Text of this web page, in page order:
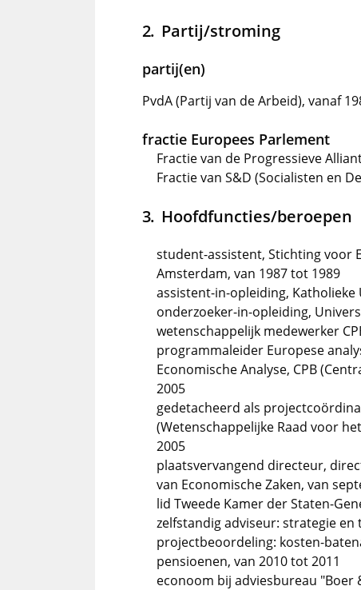
Partij/stroming
partij(en)
PvdA (Partij van de Arbeid), vanaf
fractie Europees Parlement
Fractie van de Progressieve
Fractie van S&D (Socialisten en
Hoofdfuncties/beroepen
student-assistent, Stichting voor
Amsterdam, van 1987 tot 1989
assistent-in-opleiding,
onderzoeker-in-opleiding,
wetenschappelijk medewerker
programmaleider Europese
Economische Analyse, CPB
2005
gedetacheerd als
(Wetenschappelijke Raad voor
2005
plaatsvervangend directeur,
van Economische Zaken, van
lid Tweede Kamer der Staten-
zelfstandig adviseur: strategie
projectbeoordeling: kosten-
pensioenen, van 2010 tot 2011
econoom bij adviesbureau "Boer